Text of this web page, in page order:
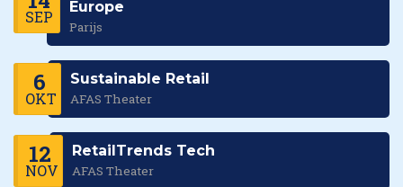
SEP
Europe
Parijs
6
OKT
Sustainable Retail
AFAS Theater
12
NOV
RetailTrends Tech
AFAS Theater